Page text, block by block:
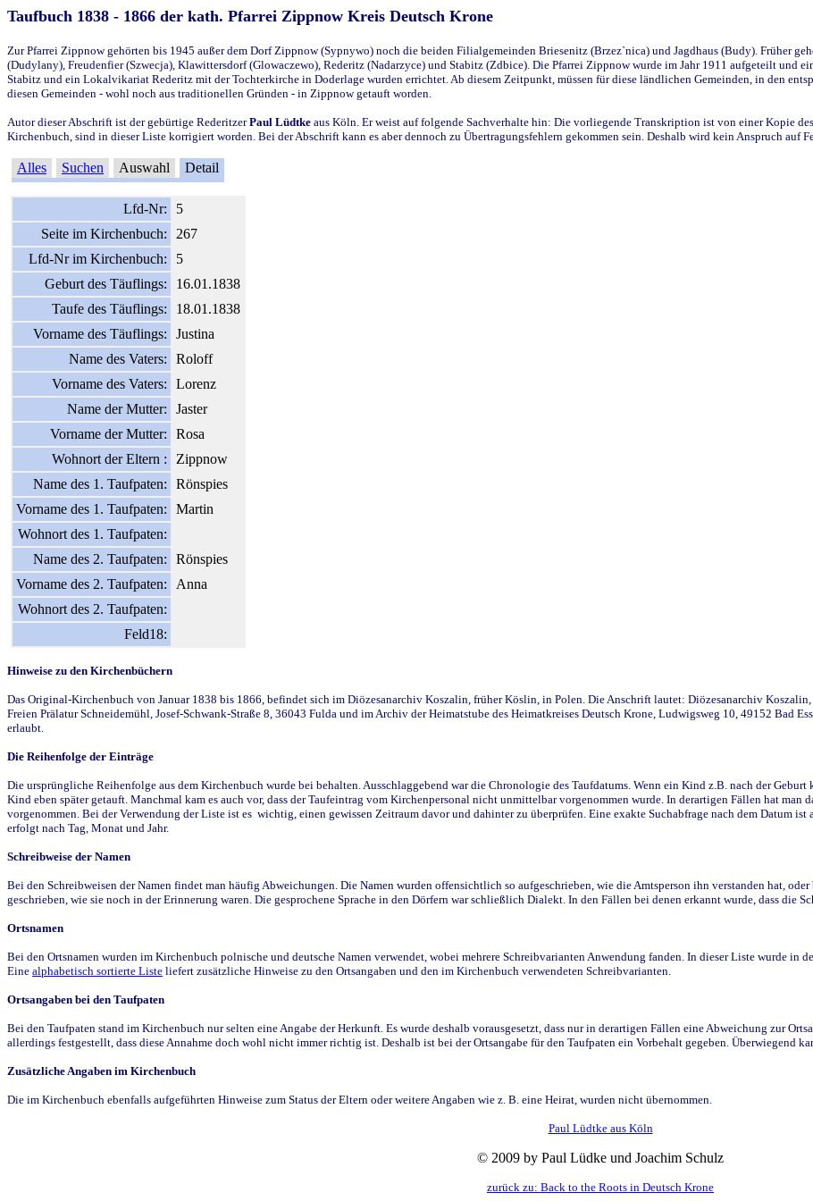
Taufbuch 1838 - 1866 der kath. Pfarrei Zippnow Kreis Deutsch Krone
Zur Pfarrei Zippnow gehörten bis 1945 außer dem Dorf Zippnow (Sypnywo) noch die beiden Filialgemeinden Briesenitz (Brzez`nica) und Jagdhaus (Budy). Früher
(Dudylany), Freudenfier (Szwecja), Klawittersdorf (Glowaczewo), Rederitz (Nadarzyce) und Stabitz (Zdbice). Die Pfarrei Zippnow wurde im Jahr 1911 aufgeteilt und
Stabitz und ein Lokalvikariat Rederitz mit der Tochterkirche in Doderlage wurden errichtet. Ab diesem Zeitpunkt, müssen für diese ländlichen Gemeinden, in den
diesen Gemeinden - wohl noch aus traditionellen Gründen - in Zippnow getauft worden.
Autor dieser Abschrift ist der gebürtige RederitzerPaul Lüdtke aus Köln. Er weist auf folgende Sachverhalte hin: Die vorliegende Transkription ist von einer Kopie
Kirchenbuch, sind in dieser Liste korrigiert worden. Bei der Abschrift kann es aber dennoch zu Übertragungsfehlern gekommen sein. Deshalb wird kein Anspruch auf
Alles Suchen Auswahl Detail
Lfd-Nr:
5
Seite im Kirchenbuch:
267
Lfd-Nr im Kirchenbuch:
5
Geburt des Täuflings:
16.01.1838
Taufe des Täuflings:
18.01.1838
Vorname des Täuflings:
Justina
Name des Vaters:
Roloff
Vorname des Vaters:
Lorenz
Name der Mutter:
Jaster
Vorname der Mutter:
Rosa
Wohnort der Eltern :
Zippnow
Name des 1. Taufpaten:
Rönspies
Vorname des 1. Taufpaten:
Martin
Wohnort des 1. Taufpaten:
Name des 2. Taufpaten:
Rönspies
Vorname des 2. Taufpaten:
Anna
Wohnort des 2. Taufpaten:
Feld18:
Hinweise zu den Kirchenbüchern
Das Original-Kirchenbuch von Januar 1838 bis 1866, befindet sich im Diözesanarchiv Koszalin, früher Köslin, in Polen. Die Anschrift lautet: Diözesanarchiv
Freien Prälatur Schneidemühl, Josef-Schwank-Straße 8, 36043 Fulda und im Archiv der Heimatstube des Heimatkreises Deutsch Krone, Ludwigsweg 10, 49152 Bad
erlaubt.
Die Reihenfolge der Einträge
Die ursprüngliche Reihenfolge aus dem Kirchenbuch wurde bei behalten. Ausschlaggebend war die Chronologie des Taufdatums. Wenn ein Kind z.B. nach der
Kind eben später getauft. Manchmal kam es auch vor, dass der Taufeintrag vom Kirchenpersonal nicht unmittelbar vorgenommen wurde. In derartigen Fällen hat man
vorgenommen. Bei der Verwendung der Liste ist es wichtig, einen gewissen Zeitraum davor und dahinter zu überprüfen. Eine exakte Suchabfrage nach dem Datum
erfolgt nach Tag, Monat und Jahr.
Schreibweise der Namen
Bei den Schreibweisen der Namen findet man häufig Abweichungen. Die Namen wurden offensichtlich so aufgeschrieben, wie die Amtsperson ihn verstanden hat, oder
geschrieben, wie sie noch in der Erinnerung waren. Die gesprochene Sprache in den Dörfern war schließlich Dialekt. In den Fällen bei denen erkannt wurde, dass die
Ortsnamen
Bei den Ortsnamen wurden im Kirchenbuch polnische und deutsche Namen verwendet, wobei mehrere Schreibvarianten Anwendung fanden. In dieser Liste wurde in
Eine alphabetisch sortierte Liste liefert zusätzliche Hinweise zu den Ortsangaben und den im Kirchenbuch verwendeten Schreibvarianten.
Ortsangaben bei den Taufpaten
Bei den Taufpaten stand im Kirchenbuch nur selten eine Angabe der Herkunft. Es wurde deshalb vorausgesetzt, dass nur in derartigen Fällen eine Abweichung zur
allerdings festgestellt, dass diese Annahme doch wohl nicht immer richtig ist. Deshalb ist bei der Ortsangabe für den Taufpaten ein Vorbehalt gegeben. Überwiegend
Zusätzliche Angaben im Kirchenbuch
Die im Kirchenbuch ebenfalls aufgeführten Hinweise zum Status der Eltern oder weitere Angaben wie z. B. eine Heirat, wurden nicht übernommen.
Paul Lüdtke aus Köln
© 2009 by Paul Lüdke und Joachim Schulz
zurück zu: Back to the Roots in Deutsch Krone